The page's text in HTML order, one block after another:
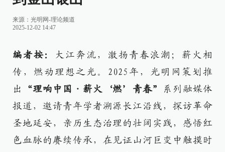
来源： 光明网-理论频道
2025-12-02 14:47
编者按：
大江奔流，激扬青春浪潮；薪火相
传，燃动理想之光。2025年，光明网策划推
出
“理响中国·薪火‘燃’青春”
系列融媒体
报道，邀请青年学者溯源长江沿线，探访革命
圣地延安，亲历生态治理的壮阔实践，感悟红
色血脉的赓续传承，在见证山河巨变中触摸时